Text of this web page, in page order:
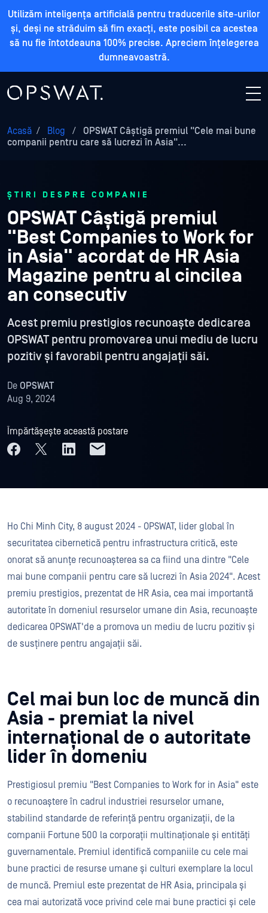
Utilizăm inteligența artificială pentru traducerile site-urilor
și, deși ne străduim să fim exacți, este posibil ca acestea
să nu fie întotdeauna 100% precise. Apreciem înțelegerea
dumneavoastră.
Acasă / Blog /
OPSWAT Câștigă premiul "Cele mai bune
companii pentru care să lucrezi în Asia"...
ȘTIRI DESPRE COMPANIE
OPSWAT Câștigă premiul
"Best Companies to Work for
in Asia" acordat de HR Asia
Magazine pentru al cincilea
an consecutiv
Acest premiu prestigios recunoaște dedicarea
OPSWAT pentru promovarea unui mediu de lucru
pozitiv și favorabil pentru angajații săi.
De OPSWAT
Aug 9, 2024
Împărtășește această postare
Ho Chi Minh City, 8 august 2024 - OPSWAT, lider global în
securitatea cibernetică pentru infrastructura critică, este
onorat să anunțe recunoașterea sa ca fiind una dintre "Cele
mai bune companii pentru care să lucrezi în Asia 2024". Acest
premiu prestigios, prezentat de HR Asia, cea mai importantă
autoritate în domeniul resurselor umane din Asia, recunoaște
dedicarea OPSWAT'de a promova un mediu de lucru pozitiv și
de susținere pentru angajații săi.
Cel mai bun loc de muncă din
Asia - premiat la nivel
internațional de o autoritate
lider în domeniu
Prestigiosul premiu "Best Companies to Work for in Asia" este
o recunoaștere în cadrul industriei resurselor umane,
stabilind standarde de referință pentru organizații, de la
companii Fortune 500 la corporații multinaționale și entități
guvernamentale. Premiul identifică companiile cu cele mai
bune practici de resurse umane și culturi exemplare la locul
de muncă. Premiul este prezentat de HR Asia, principala și
cea mai autorizată voce privind cele mai bune practici și cele